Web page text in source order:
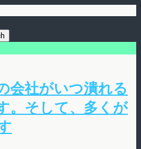
会社がいつ潰れる
。そして、多くが